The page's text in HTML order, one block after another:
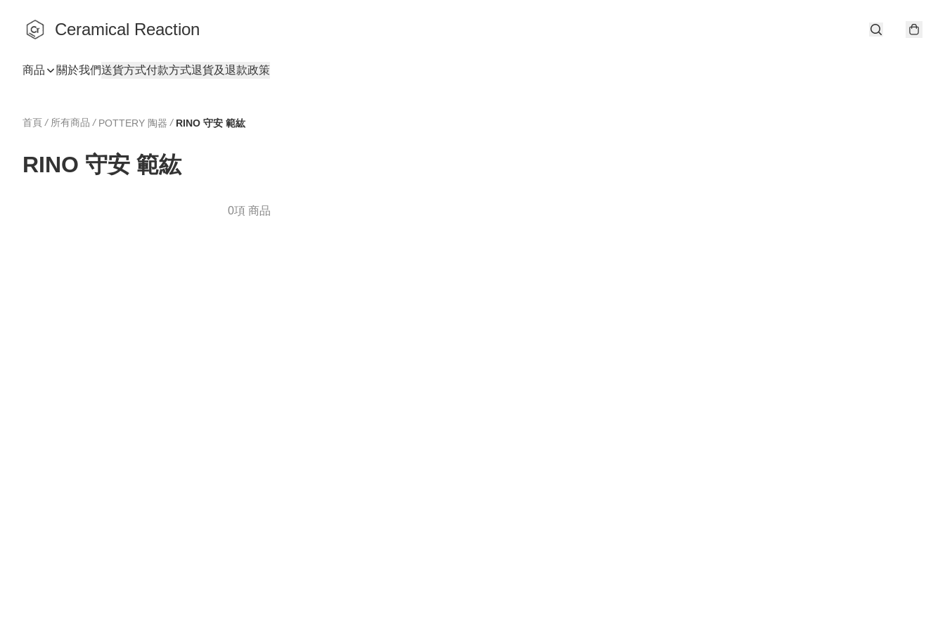
Ceramical Reaction
商品 關於我們送貨方式付款方式退貨及退款政策
首頁 / 所有商品 / POTTERY 陶器 / RINO 守安 範紘
RINO 守安 範紘
0項 商品